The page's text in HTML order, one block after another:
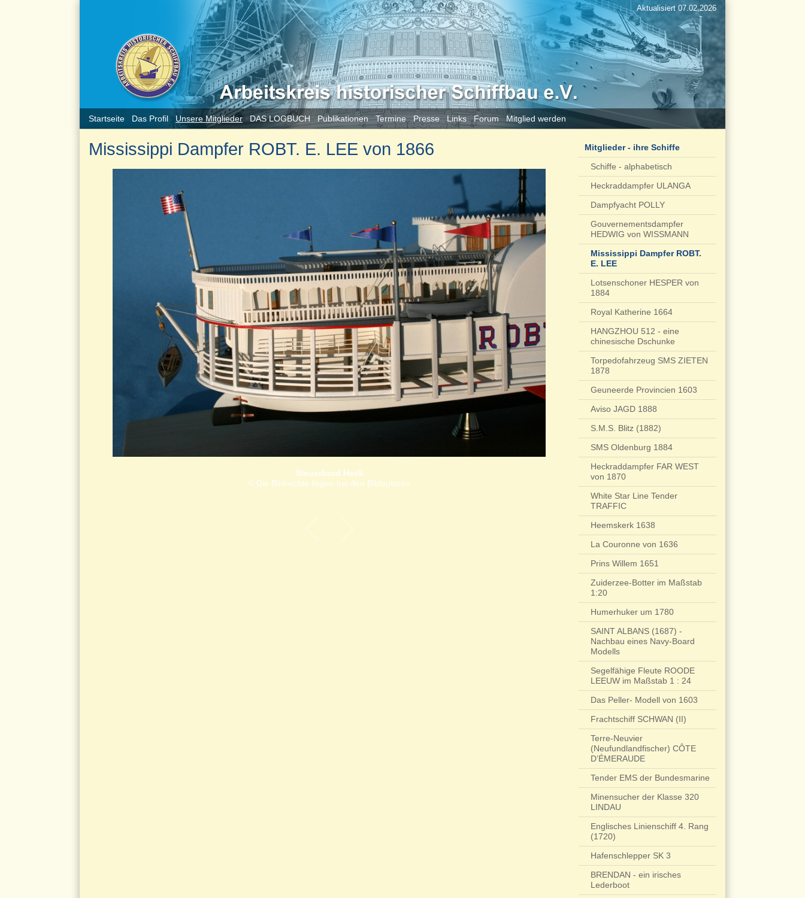
Startseite Das Profil Unsere Mitglieder DAS LOGBUCH Publikationen Termine Presse Links Forum Mitglied werden
Aktualisiert 07.02.2026
Mississippi Dampfer ROBT. E. LEE von 1866
Steuerbord Heck
© Die Bildrechte liegen bei den Bildautoren
Mitglieder - ihre Schiffe
Schiffe - alphabetisch
Heckraddampfer ULANGA
Dampfyacht POLLY
Gouvernementsdampfer
HEDWIG von WISSMANN
Mississippi Dampfer ROBT.
E. LEE
Lotsenschoner HESPER von
1884
Royal Katherine 1664
HANGZHOU 512 - eine
chinesische Dschunke
Torpedofahrzeug SMS ZIETEN
1878
Geuneerde Provincien 1603
Aviso JAGD 1888
S.M.S. Blitz (1882)
SMS Oldenburg 1884
Heckraddampfer FAR WEST
von 1870
White Star Line Tender
TRAFFIC
Heemskerk 1638
La Couronne von 1636
Prins Willem 1651
Zuiderzee-Botter im Maßstab
1:20
Humerhuker um 1780
SAINT ALBANS (1687) -
Nachbau eines Navy-Board
Modells
Segelfähige Fleute ROODE
LEEUW im Maßstab 1 : 24
Das Peller- Modell von 1603
Frachtschiff SCHWAN (II)
Terre-Neuvier
(Neufundlandfischer) CÔTE
D’ÉMERAUDE
Tender EMS der Bundesmarine
Minensucher der Klasse 320
LINDAU
Englisches Linienschiff 4. Rang
(1720)
Hafenschlepper SK 3
BRENDAN - ein irisches
Lederboot